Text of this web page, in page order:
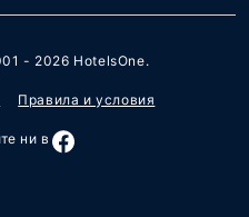
- 2026 HotelsOne.
Правила и условия
ни в